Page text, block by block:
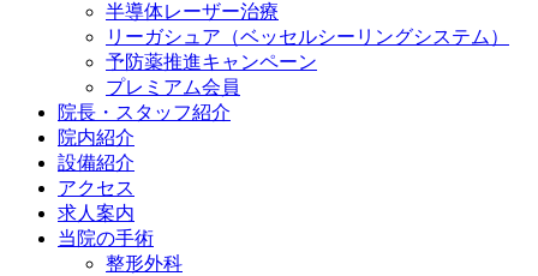
半導体レーザー治療
リーガシュア（ベッセルシーリングシステム）
予防薬推進キャンペーン
プレミアム会員
院長・ スタッフ紹介
院内紹介
設備紹介
アクセス
求人案内
当院の手術
整形外科